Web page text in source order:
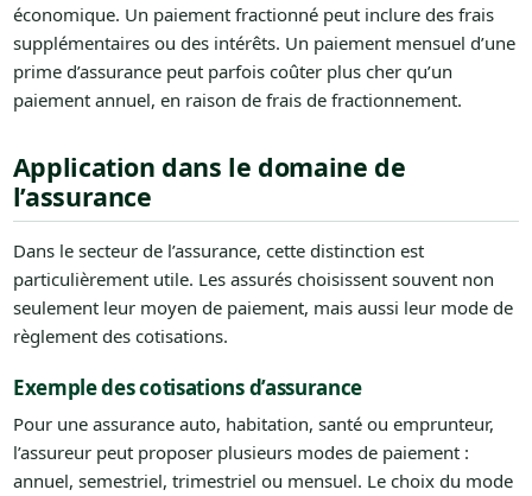
économique. Un paiement fractionné peut inclure des frais
supplémentaires ou des intérêts. Un paiement mensuel d’une
prime d’assurance peut parfois coûter plus cher qu’un
paiement annuel, en raison de frais de fractionnement.
Application dans le domaine de
l’assurance
Dans le secteur de l’assurance, cette distinction est
particulièrement utile. Les assurés choisissent souvent non
seulement leur moyen de paiement, mais aussi leur mode de
règlement des cotisations.
Exemple des cotisations d’assurance
Pour une assurance auto, habitation, santé ou emprunteur,
l’assureur peut proposer plusieurs modes de paiement :
annuel, semestriel, trimestriel ou mensuel. Le choix du mode